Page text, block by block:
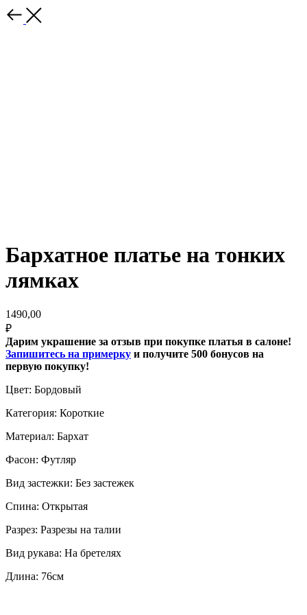
Бархатное платье на тонких
лямках
1490,00
₽
Дарим украшение за отзыв при покупке платья в салоне!
Запишитесь на примерку и получите 500 бонусов на
первую покупку!
Цвет: Бордовый
Категория: Короткие
Материал: Бархат
Фасон: Футляр
Вид застежки: Без застежек
Спина: Открытая
Разрез: Разрезы на талии
Вид рукава: На бретелях
Длина: 76см